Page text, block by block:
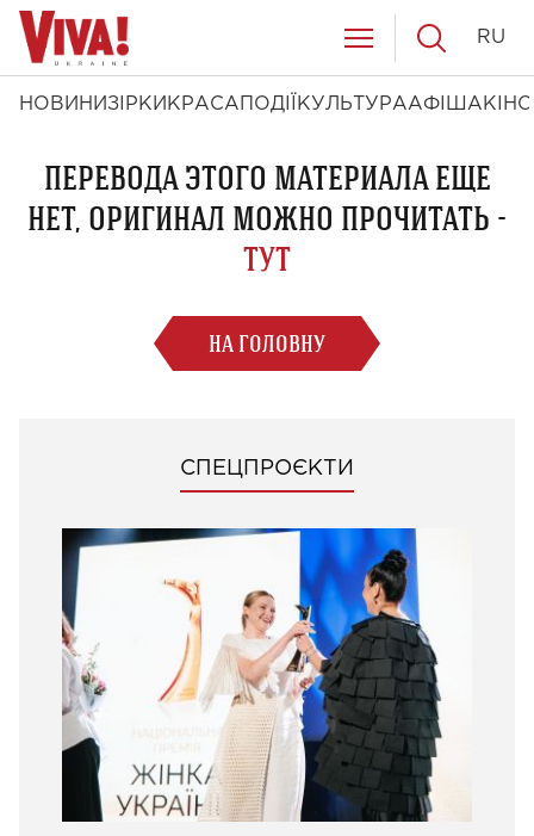
НОВИНИ ЗІРКИ КРАСА ПОДІЇ КУЛЬТУРААФІША КІНО
RU
ПЕРЕВОДА ЭТОГО МАТЕРИАЛА ЕЩЕ
НЕТ, ОРИГИНАЛ МОЖНО ПРОЧИТАТЬ -
ТУТ
НА ГОЛОВНУ
СПЕЦПРОЄКТИ